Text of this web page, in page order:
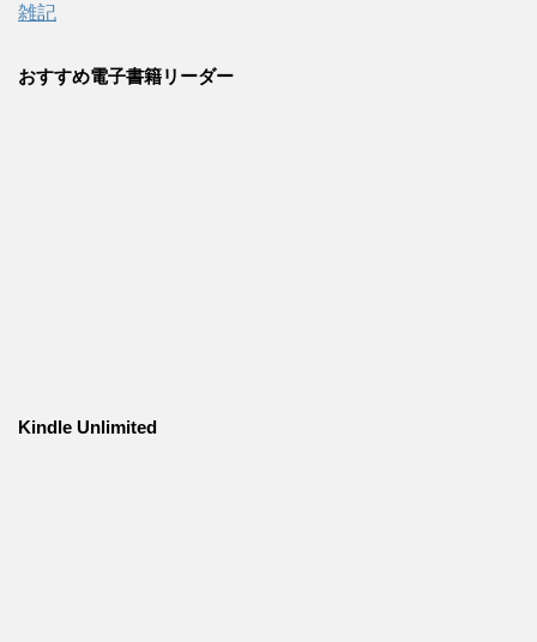
雑記
おすすめ電子書籍リーダー
Kindle Unlimited